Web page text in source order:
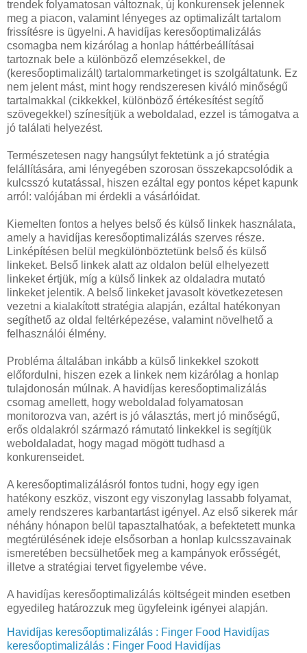
trendek folyamatosan változnak, új konkurensek jelennek
meg a piacon, valamint lényeges az optimalizált tartalom
frissítésre is ügyelni. A havidíjas keresőoptimalizálás
csomagba nem kizárólag a honlap háttérbeállításai
tartoznak bele a különböző elemzésekkel, de
(keresőoptimalizált) tartalommarketinget is szolgáltatunk. Ez
nem jelent mást, mint hogy rendszeresen kiváló minőségű
tartalmakkal (cikkekkel, különböző értékesítést segítő
szövegekkel) színesítjük a weboldalad, ezzel is támogatva a
jó találati helyezést.
Természetesen nagy hangsúlyt fektetünk a jó stratégia
felállítására, ami lényegében szorosan összekapcsolódik a
kulcsszó kutatással, hiszen ezáltal egy pontos képet kapunk
arról: valójában mi érdekli a vásárlóidat.
Kiemelten fontos a helyes belső és külső linkek használata,
amely a havidíjas keresőoptimalizálás szerves része.
Linképítésen belül megkülönböztetünk belső és külső
linkeket. Belső linkek alatt az oldalon belül elhelyezett
linkeket értjük, míg a külső linkek az oldaladra mutató
linkeket jelentik. A belső linkeket javasolt következetesen
vezetni a kialakított stratégia alapján, ezáltal hatékonyan
segíthető az oldal feltérképezése, valamint növelhető a
felhasználói élmény.
Probléma általában inkább a külső linkekkel szokott
előfordulni, hiszen ezek a linkek nem kizárólag a honlap
tulajdonosán múlnak. A havidíjas keresőoptimalizálás
csomag amellett, hogy weboldalad folyamatosan
monitorozva van, azért is jó választás, mert jó minőségű,
erős oldalakról származó rámutató linkekkel is segítjük
weboldaladat, hogy magad mögött tudhasd a
konkurenseidet.
A keresőoptimalizálásról fontos tudni, hogy egy igen
hatékony eszköz, viszont egy viszonylag lassabb folyamat,
amely rendszeres karbantartást igényel. Az első sikerek már
néhány hónapon belül tapasztalhatóak, a befektetett munka
megtérülésének ideje elsősorban a honlap kulcsszavainak
ismeretében becsülhetőek meg a kampányok erősségét,
illetve a stratégiai tervet figyelembe véve.
A havidíjas keresőoptimalizálás költségeit minden esetben
egyedileg határozzuk meg ügyfeleink igényei alapján.
Havidíjas keresőoptimalizálás : Finger Food Havidíjas
keresőoptimalizálás : Finger Food Havidíjas